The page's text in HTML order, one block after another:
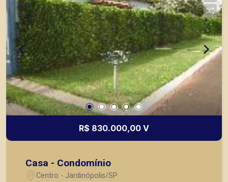
R$ 830.000,00 V
Casa - Condomínio
Centro - Jardinópolis/SP